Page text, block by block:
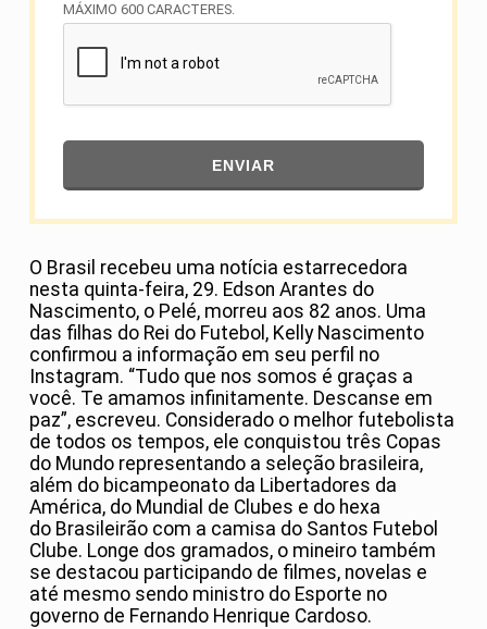
MÁXIMO 600 CARACTERES.
ENVIAR
O Brasil recebeu uma notícia estarrecedora
nesta quinta-feira, 29. Edson Arantes do
Nascimento, o Pelé, morreu aos 82 anos. Uma
das filhas do Rei do Futebol, Kelly Nascimento
confirmou a informação em seu perfil no
Instagram. “Tudo que nos somos é graças a
você. Te amamos infinitamente. Descanse em
paz”, escreveu. Considerado o melhor futebolista
de todos os tempos, ele conquistou três Copas
do Mundo representando a seleção brasileira,
além do bicampeonato da Libertadores da
América, do Mundial de Clubes e do hexa
do Brasileirão com a camisa do Santos Futebol
Clube. Longe dos gramados, o mineiro também
se destacou participando de filmes, novelas e
até mesmo sendo ministro do Esporte no
governo de Fernando Henrique Cardoso.